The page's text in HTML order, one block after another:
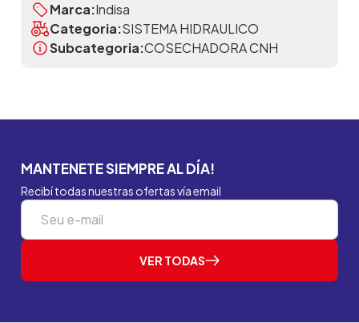
Marca:Indisa
Categoria:SISTEMA HIDRAULICO
Subcategoria:COSECHADORA CNH
MANTENETE SIEMPRE AL DÍA!
Recibí todas nuestras ofertas vía email
VER TODAS